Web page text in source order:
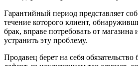
Гарантийный период представляет
течение которого клиент,
брак, вправе потребовать от магазина
устранить эту проблему.
Продавец берет на себя обязательство